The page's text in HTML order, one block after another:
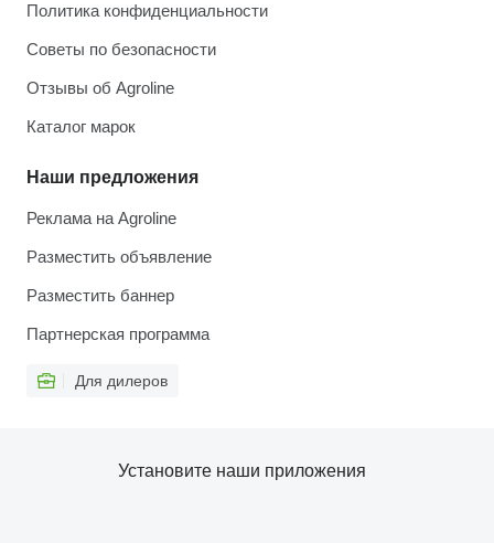
Политика конфиденциальности
Советы по безопасности
Отзывы об Agroline
Каталог марок
Наши предложения
Реклама на Agroline
Разместить объявление
Разместить баннер
Партнерская программа
Для дилеров
Установите наши приложения